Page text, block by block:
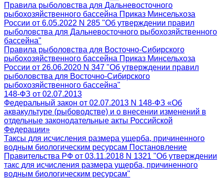
Правила рыболовства для Дальневосточного
рыбохозяйственного бассейна Приказ Минсельхоза
России от 6.05.2022 N 285 "Об утверждении правил
рыболовства для Дальневосточного рыбохозяйственного
бассейна"
Правила рыболовства для Восточно-Сибирского
рыбохозяйственного бассейна Приказ Минсельхоза
России от 26.06.2020 N 347 "Об утверждении правил
рыболовства для Восточно-Сибирского
рыбохозяйственного бассейна"
148-ФЗ от 02.07.2013
Федеральный закон от 02.07.2013 N 148-ФЗ «Об
аквакультуре (рыбоводстве) и о внесении изменений в
отдельные законодательные акты Российской
Федерации»
Таксы для исчисления размера ущерба, причиненного
водным биологическим ресурсам Постановление
Правительства РФ от 03.11.2018 N 1321 "Об утверждении
такс для исчисления размера ущерба, причиненного
водным биологическим ресурсам"